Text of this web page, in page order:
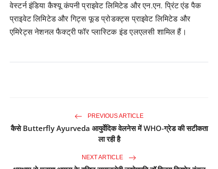
वेस्टर्न इंडिया कैश्यू कंपनी प्राइवेट लिमिटेड और एन.एन. प्रिंट एंड पैक
प्राइवेट लिमिटेड और गिट्स फूड प्रोडक्ट्स प्राइवेट लिमिटेड और
एमिरेट्स नेशनल फैक्ट्री फॉर प्लास्टिक इंड एलएलसी शामिल हैं।
PREVIOUS ARTICLE
कैसे Butterfly Ayurveda आयुर्वेदिक वेलनेस में WHO-ग्रेड की सटीकता
ला रही है
NEXT ARTICLE